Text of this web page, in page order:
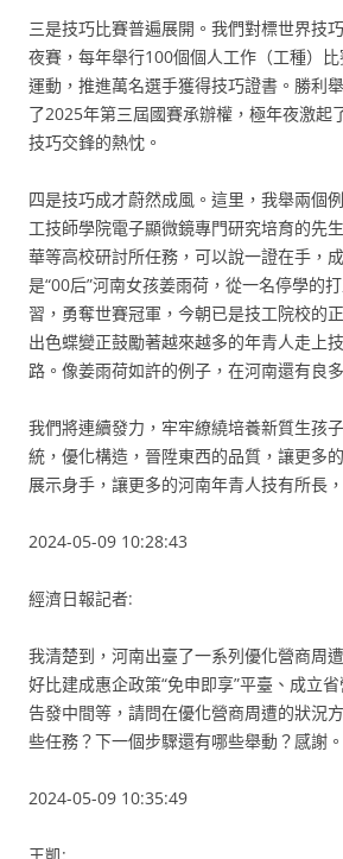
三是技巧比賽普遍展開。我們對標世界技
夜賽，每年舉行100個個人工作（工種）
運動，推進萬名選手獲得技巧證書。勝利
了2025年第三屆國賽承辦權，極年夜激起
技巧交鋒的熱忱。
四是技巧成才蔚然成風。這里，我舉兩個
工技師學院電子顯微鏡專門研究培育的先
華等高校研討所任務，可以說一證在手，
是“00后”河南女孩姜雨荷，從一名停學的
習，勇奪世賽冠軍，今朝已是技工院校的
出色蝶變正鼓勵著越來越多的年青人走上
路。像姜雨荷如許的例子，在河南還有良多
我們將連續發力，牢牢繚繞培養新質生孩
統，優化構造，晉陞東西的品質，讓更多
展示身手，讓更多的河南年青人技有所長
2024-05-09 10:28:43
經濟日報記者:
我清楚到，河南出臺了一系列優化營商周
好比建成惠企政策“免申即享”平臺、成立
告發中間等，請問在優化營商周遭的狀況
些任務？下一個步驟還有哪些舉動？感謝。
2024-05-09 10:35:49